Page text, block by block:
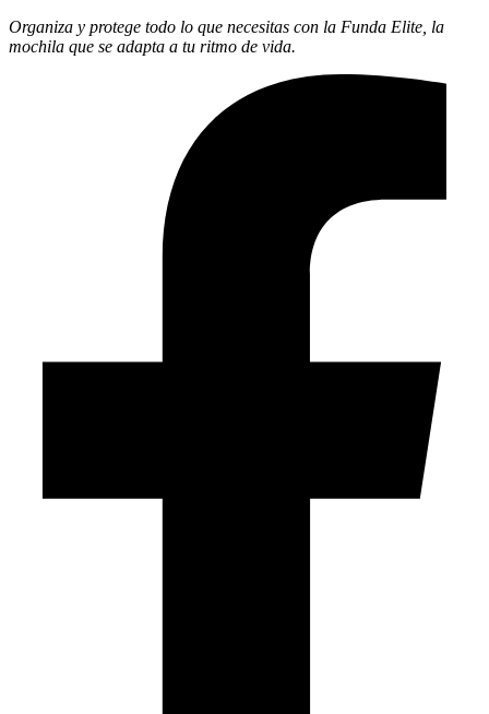
Organiza y protege todo lo que necesitas con la Funda Elite, la
mochila que se adapta a tu ritmo de vida.